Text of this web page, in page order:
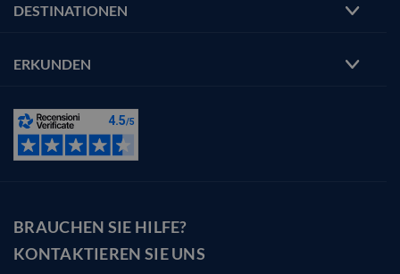
DESTINATIONEN
ERKUNDEN
BRAUCHEN SIE HILFE?
KONTAKTIEREN SIE UNS